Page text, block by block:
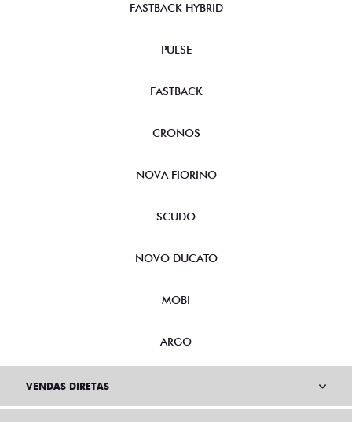
FASTBACK HYBRID
PULSE
FASTBACK
CRONOS
NOVA FIORINO
SCUDO
NOVO DUCATO
MOBI
ARGO
VENDAS DIRETAS